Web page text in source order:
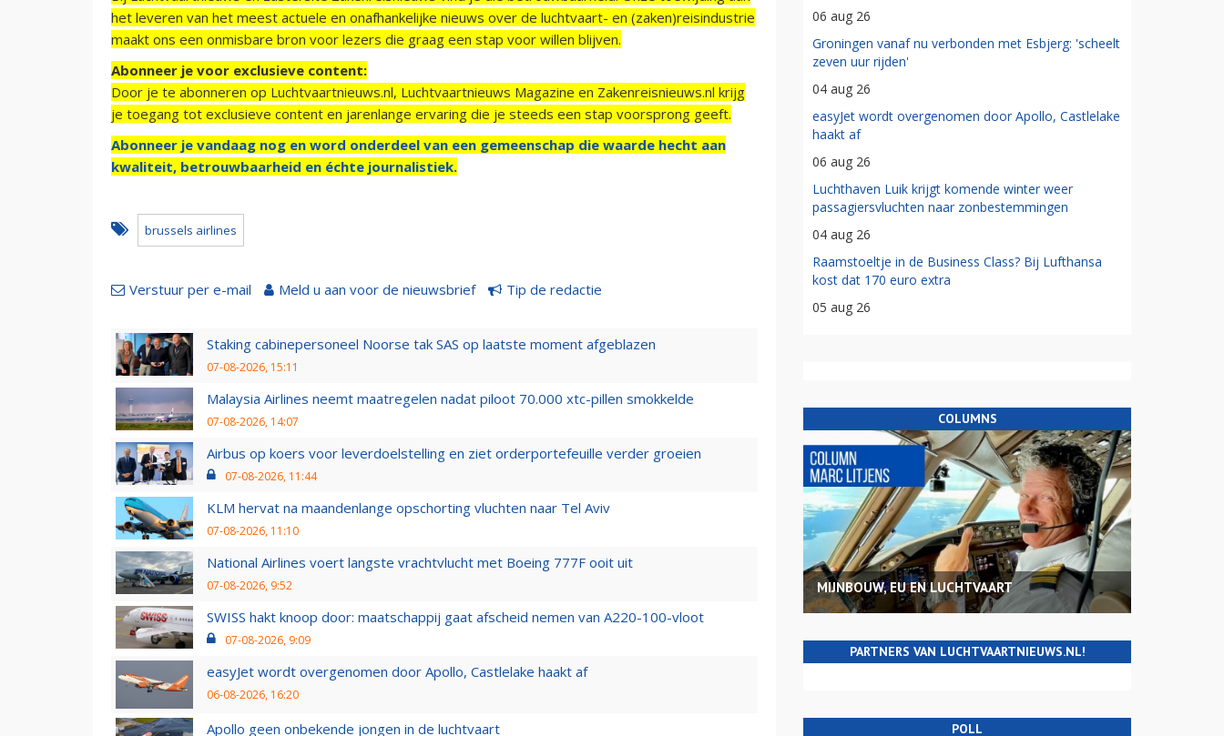
het leveren van het meest actuele en onafhankelijke nieuws over de luchtvaart- en (zaken)reisindustrie
maakt ons een onmisbare bron voor lezers die graag een stap voor willen blijven.
Abonneer je voor exclusieve content:
Door je te abonneren op Luchtvaartnieuws.nl, Luchtvaartnieuws Magazine en Zakenreisnieuws.nl krijg
je toegang tot exclusieve content en jarenlange ervaring die je steeds een stap voorsprong geeft.
Abonneer je vandaag nog en word onderdeel van een gemeenschap die waarde hecht aan
kwaliteit, betrouwbaarheid en échte journalistiek.
brussels airlines
Verstuur per e-mail Meld u aan voor de nieuwsbrief Tip de redactie
Staking cabinepersoneel Noorse tak SAS op laatste moment afgeblazen
07-08-2026, 15:11
Malaysia Airlines neemt maatregelen nadat piloot 70.000 xtc-pillen smokkelde
07-08-2026, 14:07
Airbus op koers voor leverdoelstelling en ziet orderportefeuille verder groeien
07-08-2026, 11:44
KLM hervat na maandenlange opschorting vluchten naar Tel Aviv
07-08-2026, 11:10
National Airlines voert langste vrachtvlucht met Boeing 777F ooit uit
07-08-2026, 9:52
SWISS hakt knoop door: maatschappij gaat afscheid nemen van A220-100-vloot
07-08-2026, 9:09
easyJet wordt overgenomen door Apollo, Castlelake haakt af
06-08-2026, 16:20
Apollo geen onbekende jongen in de luchtvaart
06 aug 26
Groningen vanaf nu verbonden met Esbjerg: 'scheelt
zeven uur rijden'
04 aug 26
easyJet wordt overgenomen door Apollo, Castlelake
haakt af
06 aug 26
Luchthaven Luik krijgt komende winter weer
passagiersvluchten naar zonbestemmingen
04 aug 26
Raamstoeltje in de Business Class? Bij Lufthansa
kost dat 170 euro extra
05 aug 26
COLUMNS
MIJNBOUW, EU EN LUCHTVAART
PARTNERS VAN LUCHTVAARTNIEUWS.NL!
POLL